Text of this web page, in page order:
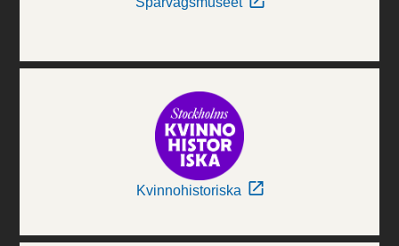
Kvinnohistoriska